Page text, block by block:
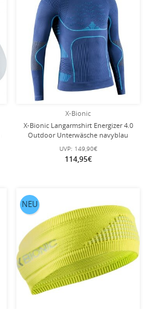
X-Bionic
X-Bionic Langarmshirt Energizer 4.0
Outdoor Unterwäsche navyblau
UVP: 149,90€
114,95€
NEU